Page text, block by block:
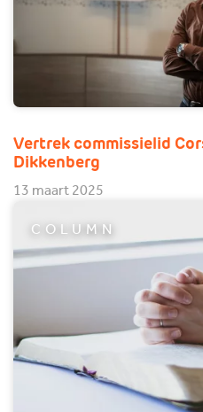
Vertrek commissielid
Dikkenberg
13 maart 2025
COLUMN